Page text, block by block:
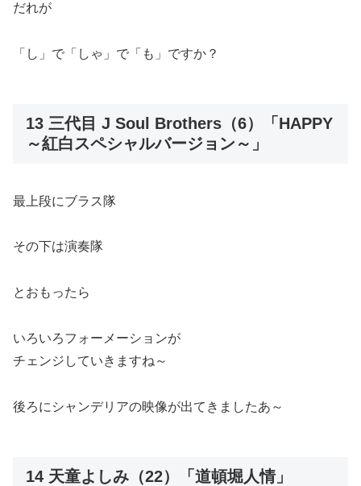
だれが
「し」で「しゃ」で「も」ですか？
13 三代目 J Soul Brothers（6）「HAPPY
～紅白スペシャルバージョン～」
最上段にブラス隊
その下は演奏隊
とおもったら
いろいろフォーメーションが
チェンジしていきますね～
後ろにシャンデリアの映像が出てきましたあ～
14 天童よしみ（22）「道頓堀人情」